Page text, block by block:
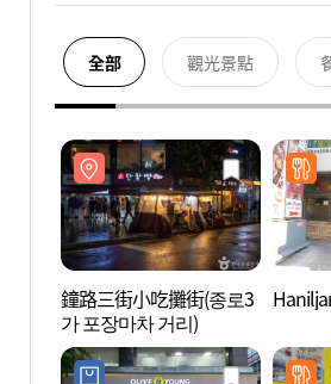
全部 觀光景點
鐘路三街小吃攤街(종로3
가 포장마차 거리)